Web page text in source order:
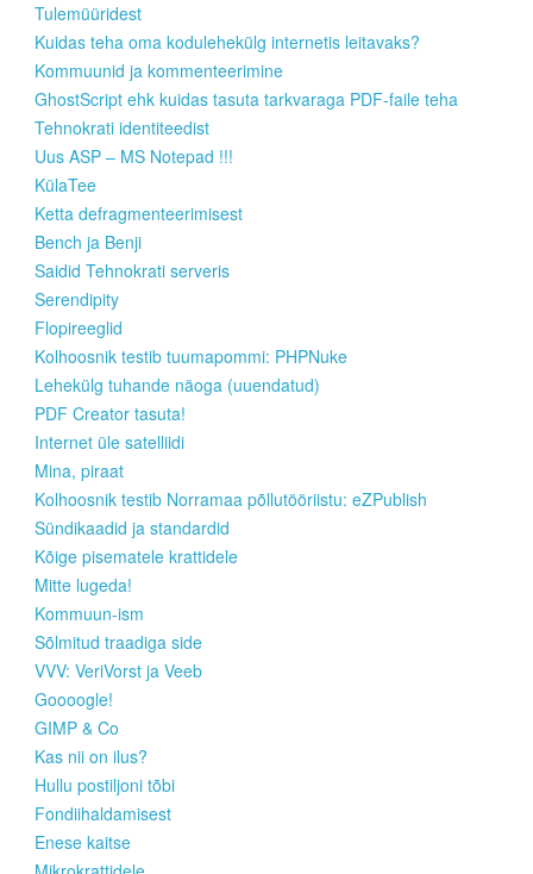
Tulemüüridest
Kuidas teha oma kodulehekülg internetis leitavaks?
Kommuunid ja kommenteerimine
GhostScript ehk kuidas tasuta tarkvaraga PDF-faile teha
Tehnokrati identiteedist
Uus ASP – MS Notepad !!!
KülaTee
Ketta defragmenteerimisest
Bench ja Benji
Saidid Tehnokrati serveris
Serendipity
Flopireeglid
Kolhoosnik testib tuumapommi: PHPNuke
Lehekülg tuhande näoga (uuendatud)
PDF Creator tasuta!
Internet üle satelliidi
Mina, piraat
Kolhoosnik testib Norramaa põllutööriistu: eZPublish
Sündikaadid ja standardid
Kõige pisematele krattidele
Mitte lugeda!
Kommuun-ism
Sõlmitud traadiga side
VVV: VeriVorst ja Veeb
Goooogle!
GIMP & Co
Kas nii on ilus?
Hullu postiljoni tõbi
Fondiihaldamisest
Enese kaitse